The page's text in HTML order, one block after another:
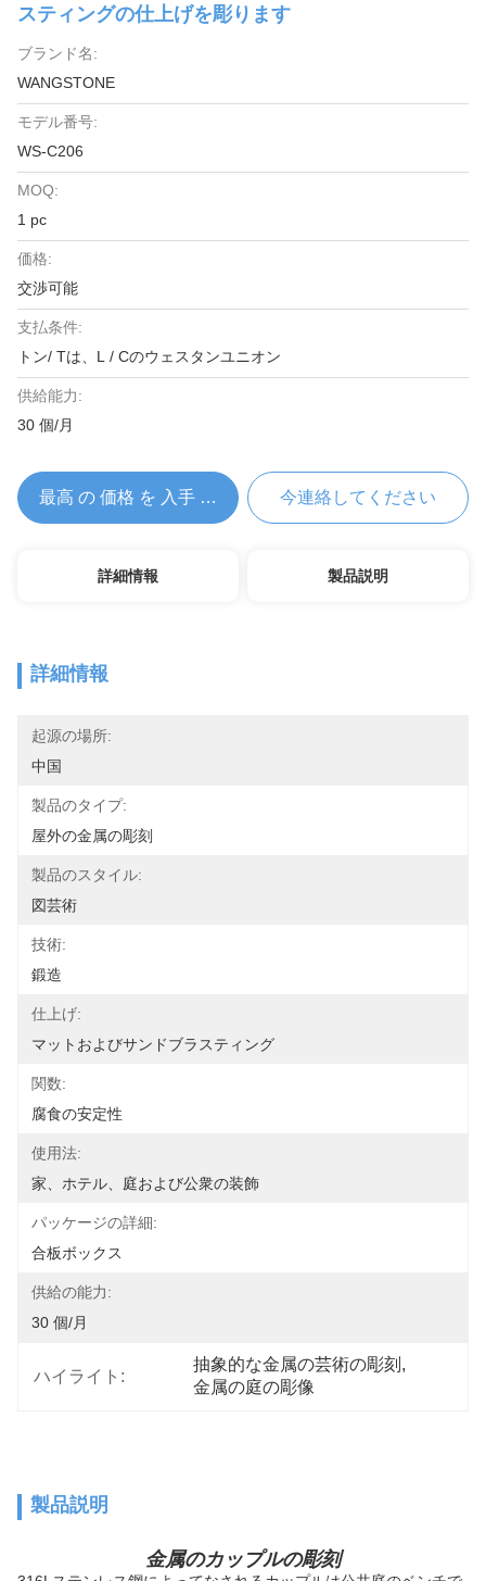
スティングの仕上げを彫ります
ブランド名:
WANGSTONE
モデル番号:
WS-C206
MOQ:
1 pc
価格:
交渉可能
支払条件:
トン/ Tは、L / Cのウェスタンユニオン
供給能力:
30 個/月
最高 の 価格 を 入手 する 今連絡してください
詳細情報 製品説明
詳細情報
起源の場所:
中国
製品のタイプ:
屋外の金属の彫刻
製品のスタイル:
図芸術
技術:
鍛造
仕上げ:
マットおよびサンドブラスティング
関数:
腐食の安定性
使用法:
家、ホテル、庭および公衆の装飾
パッケージの詳細:
合板ボックス
供給の能力:
30 個/月
ハイライト:
抽象的な金属の芸術の彫刻 ,
金属の庭の彫像
製品説明
金属のカップルの彫刻